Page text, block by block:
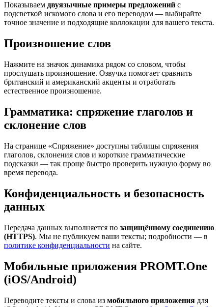
Показываем двуязычные примеры предложений с
подсветкой искомого слова и его переводом — выбирайте
точное значение и подходящие коллокации для вашего текста.
Произношение слов
Нажмите на значок динамика рядом со словом, чтобы
прослушать произношение. Озвучка помогает сравнить
британский и американский акценты и отработать
естественное произношение.
Грамматика: спряжение глаголов и
склонение слов
На странице «Спряжение» доступны таблицы спряжения
глаголов, склонения слов и короткие грамматические
подсказки — так проще быстро проверить нужную форму во
время перевода.
Конфиденциальность и безопасность
данных
Передача данных выполняется по защищённому соединению
(HTTPS). Мы не публикуем ваши тексты; подробности — в
политике конфиденциальности на сайте.
Мобильные приложения PROMT.One
(iOS/Android)
Переводите тексты и слова из мобильного приложения для